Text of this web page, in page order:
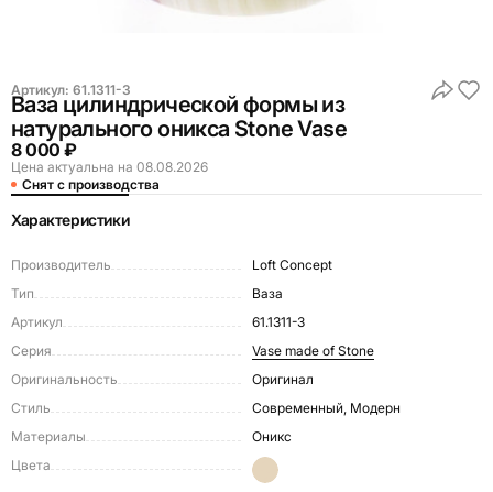
Артикул: 61.1311-3
Ваза цилиндрической формы из
натурального оникса Stone Vase
8 000 ₽
Цена актуальна на 08.08.2026
Снят с производства
Характеристики
Производитель
Loft Concept
Тип
Ваза
Артикул
61.1311-3
Серия
Vase made of Stone
Оригинальность
Оригинал
Стиль
Современный, Модерн
Материалы
Оникс
Цвета